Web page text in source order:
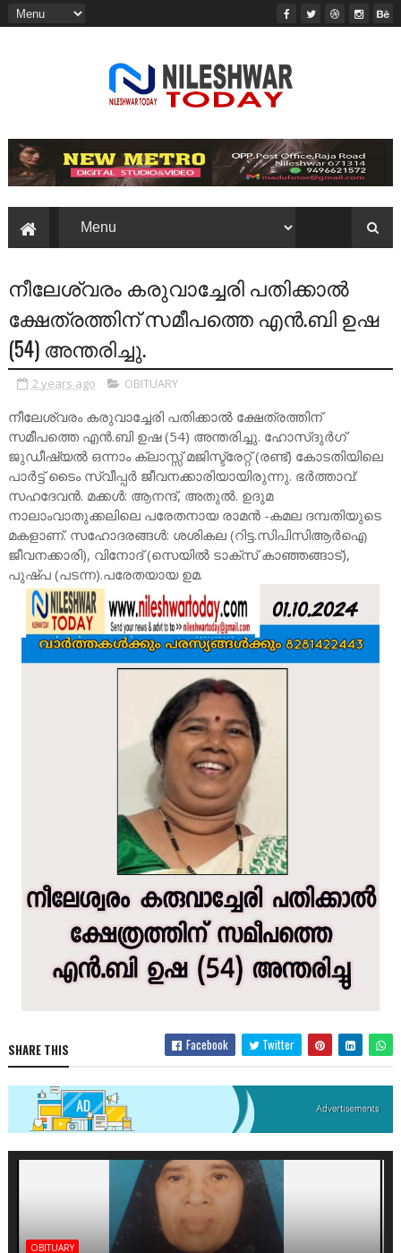
നീലേശ്വരം കരുവാച്ചേരി പതിക്കാൽ
ക്ഷേത്രത്തിന് സമീപത്തെ എൻ.ബി ഉഷ
(54) അന്തരിച്ചു.
2 years ago OBITUARY
നീലേശ്വരം കരുവാച്ചേരി പതിക്കാൽ ക്ഷേത്രത്തിന്
സമീപത്തെ എൻ.ബി ഉഷ (54) അന്തരിച്ചു. ഹോസ്‌ദുർഗ്
ജുഡീഷ്യൽ ഒന്നാം ക്ലാസ്സ് മജിസ്ട്രേറ്റ് (രണ്ട്) കോടതിയിലെ
പാർട്ട് ടൈം സ്വീപ്പർ ജീവനക്കാരിയായിരുന്നു. ഭർത്താവ്:
സഹദേവൻ. മക്കൾ: ആനന്ദ്, അതുൽ. ഉദുമ
നാലാംവാതുക്കലിലെ പരേതനായ രാമൻ -കമല ദമ്പതിയുടെ
മകളാണ്. സഹോദരങ്ങൾ: ശശികല (റിട്ട.സിപിസിആർഐ
ജീവനക്കാരി), വിനോദ് (സെയിൽ ടാക്സ് കാഞ്ഞങ്ങാട്),
പുഷ്‌പ (പടന്ന).പരേതയായ ഉമ.
SHARE THIS Facebook Twitter
OBITUARY